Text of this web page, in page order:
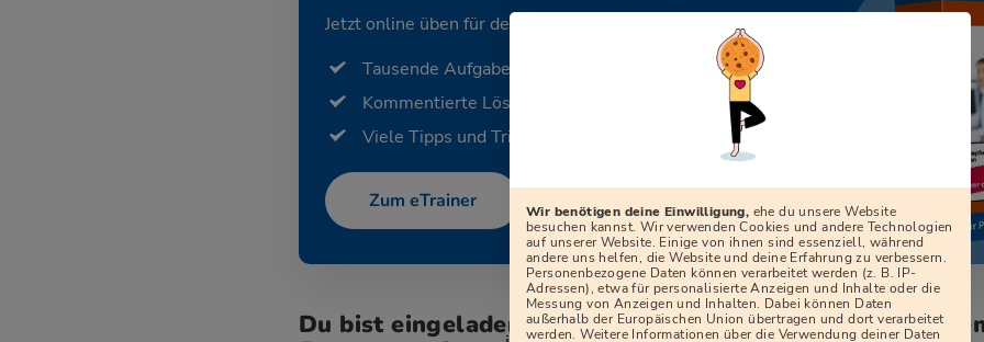
Jetzt online üben für deinen Beruf.
Tausende Aufgaben
Kommentierte Lösungen
Viele Tipps und Tricks
Zum eTrainer
Du bist eingeladen zum Vorstellungsgespräch bei der
Wir benötigen deine Einwilligung, ehe du unsere Website
besuchen kannst. Wir verwenden Cookies und andere Technologien
auf unserer Website. Einige von ihnen sind essenziell, während
andere uns helfen, die Website und deine Erfahrung zu verbessern.
Personenbezogene Daten können verarbeitet werden (z. B. IP-
Adressen), etwa für personalisierte Anzeigen und Inhalte oder die
Messung von Anzeigen und Inhalten. Dabei können Daten
außerhalb der Europäischen Union übertragen und dort verarbeitet
werden. Weitere Informationen über die Verwendung deiner Daten